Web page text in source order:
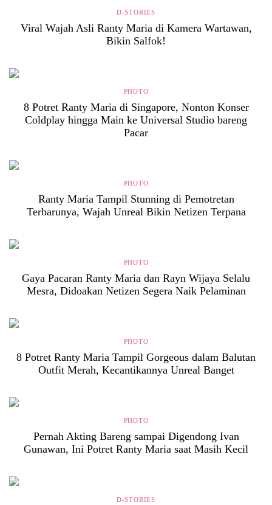
D-STORIES
Viral Wajah Asli Ranty Maria di Kamera Wartawan,
Bikin Salfok!
PHOTO
8 Potret Ranty Maria di Singapore, Nonton Konser
Coldplay hingga Main ke Universal Studio bareng
Pacar
PHOTO
Ranty Maria Tampil Stunning di Pemotretan
Terbarunya, Wajah Unreal Bikin Netizen Terpana
PHOTO
Gaya Pacaran Ranty Maria dan Rayn Wijaya Selalu
Mesra, Didoakan Netizen Segera Naik Pelaminan
PHOTO
8 Potret Ranty Maria Tampil Gorgeous dalam Balutan
Outfit Merah, Kecantikannya Unreal Banget
PHOTO
Pernah Akting Bareng sampai Digendong Ivan
Gunawan, Ini Potret Ranty Maria saat Masih Kecil
D-STORIES